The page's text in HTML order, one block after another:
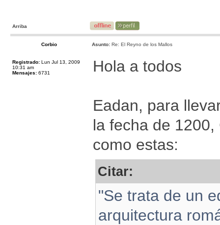
Arriba
Corbio Asunto: Re: El Reyno de los Mallos
Registrado: Lun Jul 13, 2009
10:31 am
Mensajes: 6731 Hola a todos
Eadan, para
la fecha de
como estas:
Citar:
"Se trata de un
arquitectura